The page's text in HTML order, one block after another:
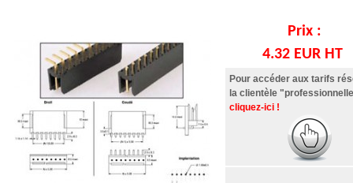
Prix :
4.32 EUR HT
Pour accéder aux tarifs
la clientèle
cliquez-ici !